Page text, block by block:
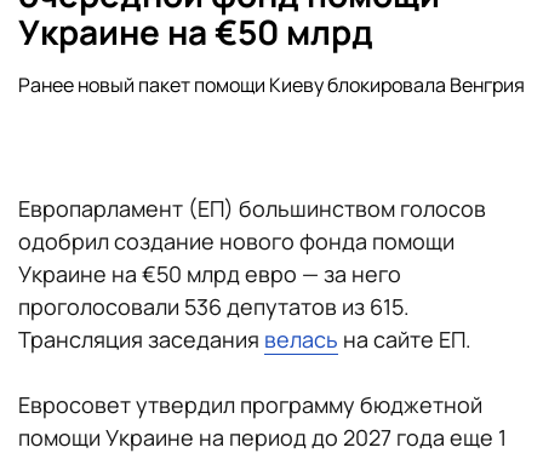
Украине на €50 млрд
Ранее новый пакет помощи Киеву блокировала Венгрия
Европарламент (ЕП) большинством голосов
одобрил создание нового фонда помощи
Украине на €50 млрд евро — за него
проголосовали 536 депутатов из 615.
Трансляция заседания велась на сайте ЕП.
Евросовет утвердил программу бюджетной
помощи Украине на период до 2027 года еще 1